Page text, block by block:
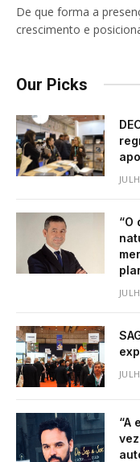
De que forma a
crescimento e
Our Picks
“O
“A